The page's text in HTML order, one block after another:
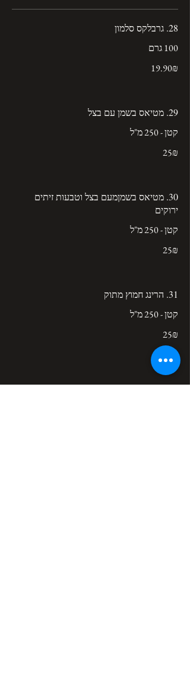
28. גרבלקס סלמון
100 גרם
‏19.90 ‏₪
29. מטיאס בשמן עם בצל
קטן - 250 מ"ל
‏25 ‏₪
30. מטיאס בשמןמעם בצל וטבעות זיתים
ירוקים
קטן - 250 מ"ל
‏25 ‏₪
31. הרינג חמוץ מתוק
קטן - 250 מ"ל
‏25 ‏₪